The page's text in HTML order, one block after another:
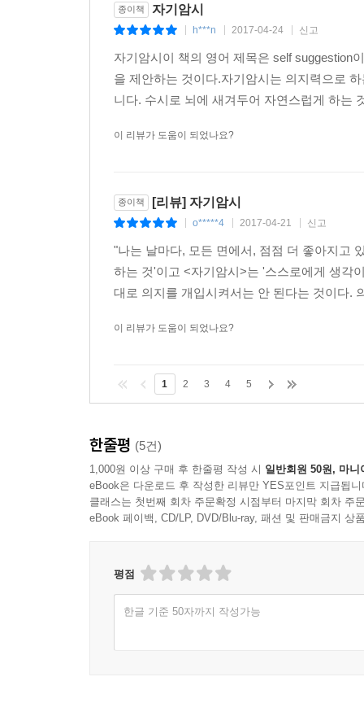
종이책 자기암시
h***n 2017-04-24 신고
자기암시이 책의 영어 제목은 self suggestion
을 제안하는 것이다.자기암시는 의지력으로
니다. 수시로 뇌에 새겨두어 자연스럽게 하는
이 리뷰가 도움이 되었나요?
종이책 [리뷰] 자기암시
o*****4 2017-04-21 신고
"나는 날마다, 모든 면에서, 점점 더 좋아지고
하는 것'이고 <자기암시>는 '스스로에게 생각
대로 의지를 개입시켜서는 안 된다는 것이다.
이 리뷰가 도움이 되었나요?
1 2 3 4 5
한줄평 (5건)
1,000원 이상 구매 후 한줄평 작성 시 일반회원 50원, 마니
eBook은 다운로드 후 작성한 리뷰만 YES포인트 지급됩니
클래스는 첫번째 회차 주문확정 시점부터 마지막 회차 주
eBook 페이백, CD/LP, DVD/Blu-ray, 패션 및 판매금지 상
평점
한글 기준 50자까지 작성가능